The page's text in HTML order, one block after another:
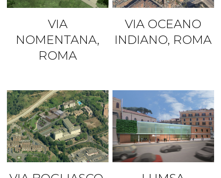
VIA
NOMENTANA,
ROMA
VIA OCEANO
INDIANO, ROMA